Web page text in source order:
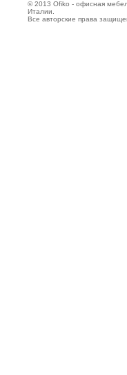
© 2013 Ofiko - офисная
Италии.
Все авторские права